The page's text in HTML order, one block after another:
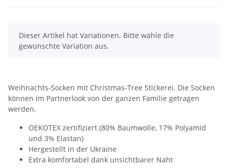
x
Dieser Artikel hat Variationen. Bitte wähle die
gewünschte Variation aus.
Weihnachts-Socken mit Christmas-Tree Stickerei. Die Socken
können im Partnerlook von der ganzen Familie getragen
werden.
OEKOTEX zertifiziert (80% Baumwolle, 17% Polyamid
und 3% Elastan)
Hergestellt in der Ukraine
Extra komfortabel dank unsichtbarer Naht